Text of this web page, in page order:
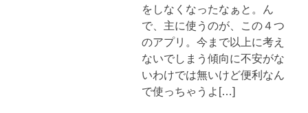
をしなくなったなぁと。ん
で、主に使うのが、この４つ
のアプリ。今まで以上に考え
ないでしまう傾向に不安がな
いわけでは無いけど便利なん
で使っちゃうよ[…]